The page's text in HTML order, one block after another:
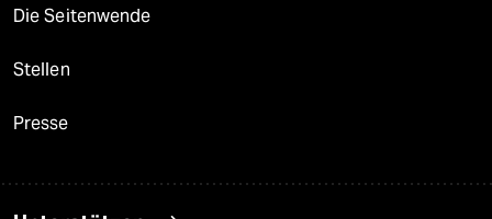
Die Seitenwende
Stellen
Presse